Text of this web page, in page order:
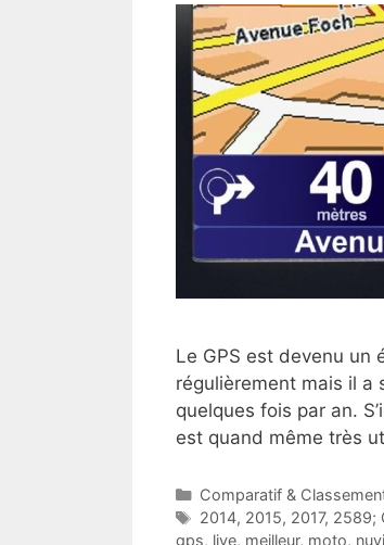
Le GPS est devenu un
régulièrement mais il a
quelques fois par an.
est quand même très
Catégories
Comparatif &
Étiquettes
2014, 2015, 2017, 2589;
gps, live, meilleur, moto, nuvi